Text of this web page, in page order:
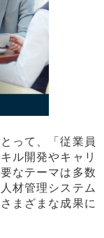
って、「従業員
ル開発やキャリ
なテーマは多数
材管理システム
まざまな成果に